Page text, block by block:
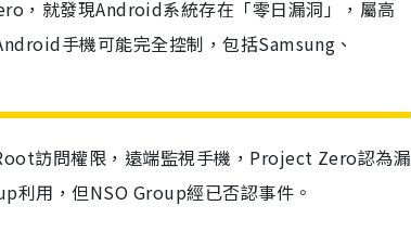
，就發現Android系統存在「零日漏洞」，屬高
手機可能完全控制，包括Samsung、
訪問權限，遠端監視手機，Project Zero認為漏
利用 ，但NSO Group經已否認事件 。